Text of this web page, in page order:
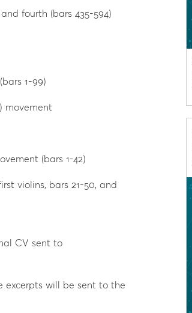
fourth (bars 435-594)
1-99)
movement
(bars 1-42)
violins, bars 21-50, and
CV sent to
excerpts will be sent to the